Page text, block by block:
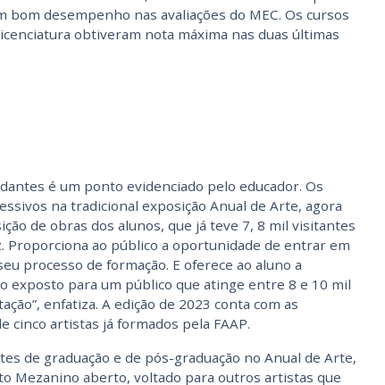
bom desempenho nas avaliações do MEC. Os cursos
obtiveram nota máxima nas duas últimas
é um ponto evidenciado pelo educador. Os
na tradicional exposição Anual de Arte, agora
de obras dos alunos, que já teve 7, 8 mil visitantes
Proporciona ao público a oportunidade de entrar em
processo de formação. E oferece ao aluno a
exposto para um público que atinge entre 8 e 10 mil
enfatiza. A edição de 2023 conta com as
cinco artistas já formados pela FAAP.
de graduação e de pós-graduação no Anual de Arte,
Mezanino aberto, voltado para outros artistas que